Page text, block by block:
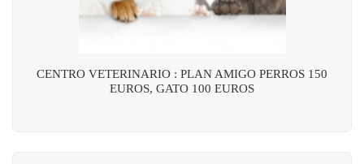
CENTRO VETERINARIO : PLAN AMIGO PERROS 150
EUROS, GATO 100 EUROS